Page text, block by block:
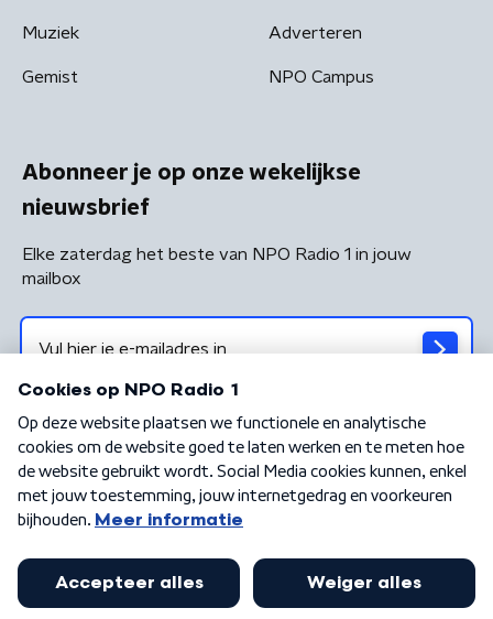
Muziek
Gemist
Adverteren
NPO Campus
Abonneer je op onze wekelijkse
nieuwsbrief
Elke zaterdag het beste van NPO Radio 1 in jouw
mailbox
Algemene voorwaarden